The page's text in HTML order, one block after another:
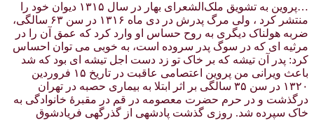
…پروین به تشویق ملک‌الشعرای بهار در سال ۱۳۱۵ دیوان خود را
منتشر کرد ، ولی مرگ پدرش در دی ماه ۱۳۱۶ در سن ۶۳ سالگی،
ضربه هولناک دیگری به روح حساس او وارد کرد که عمق آن را در
مرثیه ای که در سوگ پدر سروده است، به خوبی می توان احساس
کرد: پدر آن تیشه که بر خاک تو زد دست اجل تیشه ای بود که شد
باعث ویرانی من پروین اعتصامی عاقبت در تاریخ ۱۵ فروردین
۱۳۲۰ در سن ۳۵ سالگی بر اثر ابتلا به بیماری حصبه در تهران
درگذشت و در حرم حضرت معصومه در قم در مقبرهٔ خانوادگی به
خاک سپرده شد. روزی گذشت پادشهی از گذرگهی فریادشوق